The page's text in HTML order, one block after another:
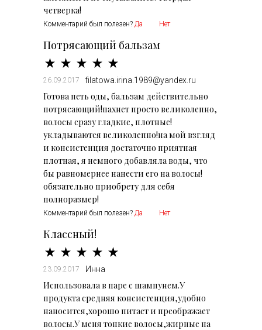
четверка!
Комментарий был полезен? Да Нет
Потрясающий бальзам
26.09.2017 filatowa.irina.1989@yandex.ru
Готова петь оды, бальзам действительно
потрясающий!пахнет просто великолепно,
волосы сразу гладкие, плотные!
укладываются великолепно!на мой взгляд
и консистенция достаточно приятная
плотная, я немного добавляла воды, что
бы равномернее нанести его на волосы!
обязательно приобрету для себя
полноразмер!
Комментарий был полезен? Да Нет
Классный!
23.09.2017 Инна
Использовала в паре с шампунем.У
продукта средняя консистенция,удобно
наносится,хорошо питает и преображает
волосы.У меня тонкие волосы,жирные на